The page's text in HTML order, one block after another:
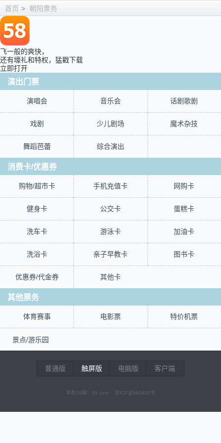
首页 > 朝阳票务
飞一般的爽快，
还有壕礼和特权，猛戳下载
立即打开
演出门票
演唱会 音乐会 话剧歌剧
戏剧 少儿剧场 魔术杂技
舞蹈芭蕾 综合演出
消费卡/优惠券
购物/超市卡 手机充值卡 网购卡
健身卡 公交卡 蛋糕卡
洗车卡 游泳卡 加油卡
洗浴卡 亲子早教卡 图书卡
优惠券/代金券 其他卡
其他票务
体育赛事 电影票 特价机票
景点/游乐园
普通版 触屏版 电脑版 客户端
手机58网：58.com 京ICP证060405号